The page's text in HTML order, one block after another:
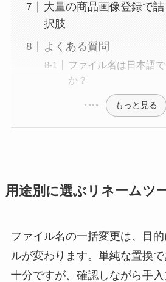
大量の商品画像登録で
択肢
よくある質問
ファイル名は日本語
か？
もっと見る
用途別に選ぶリネームツ
ファイル名の一括変更は、目
ルが変わります。単純な置換
十分ですが、確認しながら手入